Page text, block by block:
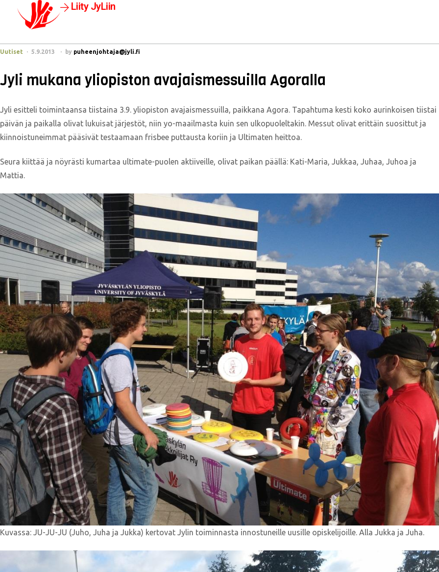
Liity JyLiin
Uutiset 5.9.2013 by puheenjohtaja@jyli.fi
Jyli mukana yliopiston avajaismessuilla Agoralla
Jyli esitteli toimintaansa tiistaina 3.9. yliopiston avajaismessuilla, paikkana Agora. Tapahtuma kesti koko aurinkoisen tiistai
päivän ja paikalla olivat lukuisat järjestöt, niin yo-maailmasta kuin sen ulkopuoleltakin. Messut olivat erittäin suosittut ja
kiinnoistuneimmat pääsivät testaamaan frisbee puttausta koriin ja Ultimaten heittoa.
Seura kiittää ja nöyrästi kumartaa ultimate-puolen aktiiveille, olivat paikan päällä: Kati-Maria, Jukkaa, Juhaa, Juhoa ja
Mattia.
Kuvassa: JU-JU-JU (Juho, Juha ja Jukka) kertovat Jylin toiminnasta innostuneille uusille opiskelijoille. Alla Jukka ja Juha.